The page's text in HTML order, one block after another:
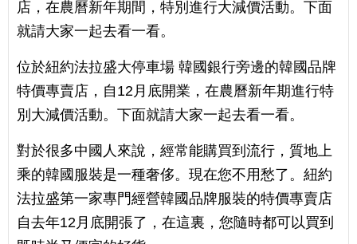
店，在農曆新年期間，特別進行大減價活動。下面
就請大家一起去看一看。
位於紐約法拉盛大停車場 韓國銀行旁邊的韓國品牌
特價專賣店，自12月底開業，在農曆新年期進行特
別大減價活動。下面就請大家一起去看一看。
對於很多中國人來說，經常能購買到流行，質地上
乘的韓國服裝是一種奢侈。現在您不用愁了。紐約
法拉盛第一家專門經營韓國品牌服裝的特價專賣店
自去年12月底開張了，在這裏，您隨時都可以買到